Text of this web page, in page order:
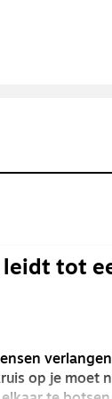
leidt tot
op je moet